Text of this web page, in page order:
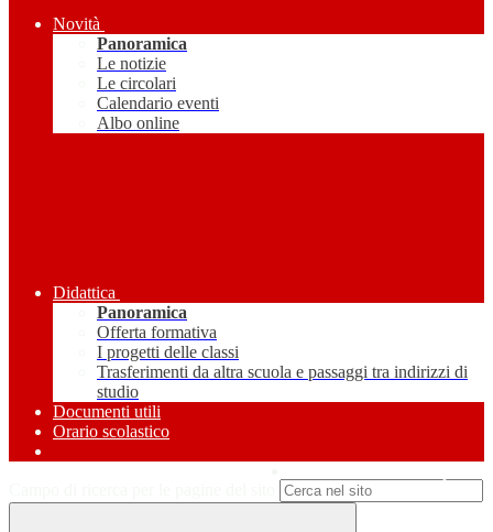
Novità
Panoramica
Le notizie
Le circolari
Calendario eventi
Albo online
Didattica
Panoramica
Offerta formativa
I progetti delle classi
Trasferimenti da altra scuola e passaggi tra indirizzi di
studio
Documenti utili
Orario scolastico